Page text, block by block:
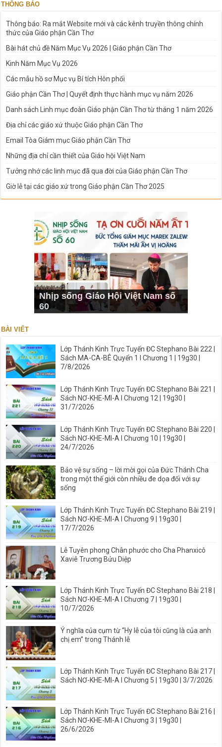
THÔNG BÁO
Thông báo: Ra mắt Website mới và các kênh truyền thông chính
thức của Giáo phận Cần Thơ
Bài hát chủ đề Năm Mục Vụ 2026 | Giáo phận Cần Thơ
Kinh Năm Mục Vụ 2026
Các mẫu hồ sơ Mục vụ Bí tích Hôn phối
Giáo phận Cần Thơ | Quyết định thực hành mục vụ năm 2026
Danh sách Linh mục đoàn Giáo phận Cần Thơ từ tháng 1 năm 2026
Địa chỉ các giáo xứ thuộc Giáo phận Cần Thơ
Email Tòa Giám mục Giáo phận Cần Thơ
Những địa chỉ cần thiết của Giáo hội Việt Nam
Tưởng nhớ các linh mục đã qua đời của Giáo phận Cần Thơ
Giờ lễ tại các giáo xứ trong Giáo phận Cần Thơ 2025
Nhịp sống Giáo Hội Việt Nam số
60
BÀI VIẾT
Lớp Thánh Kinh Trực Tuyến ĐC Stephano Bài 222 |
Sách MA-CA-BÊ Quyển 1 I Chương 1 | 19g30 |
7/8/2026
Lớp Thánh Kinh Trực Tuyến ĐC Stephano Bài 221 |
Sách NƠ-KHE-MI-A I Chương 12 | 19g30 |
31/7/2026
Lớp Thánh Kinh Trực Tuyến ĐC Stephano Bài 220 |
Sách NƠ-KHE-MI-A I Chương 10 | 19g30 |
24/7/2026
Bảo vệ sự sống – lời mời gọi của Đức Thánh Cha
trong một thế giới còn nhiều đe dọa đối với sự
sống
Lớp Thánh Kinh Trực Tuyến ĐC Stephano Bài 219 |
Sách NƠ-KHE-MI-A I Chương 9 | 19g30 |
17/7/2026
Lễ Tuyên phong Chân phước cho Cha Phanxicô
Xaviê Trương Bửu Diệp
Lớp Thánh Kinh Trực Tuyến ĐC Stephano Bài 218 |
Sách NƠ-KHE-MI-A I Chương 7 | 19g30 |
10/7/2026
Ý nghĩa của cụm từ “Hy lễ của tôi cũng là của anh
chị em” trong Thánh lễ
Lớp Thánh Kinh Trực Tuyến ĐC Stephano Bài 217 |
Sách NƠ-KHE-MI-A I Chương 5 | 19g30 | 3/7/2026
Lớp Thánh Kinh Trực Tuyến ĐC Stephano Bài 216 |
Sách NƠ-KHE-MI-A I Chương 3 | 19g30 |
26/6/2026